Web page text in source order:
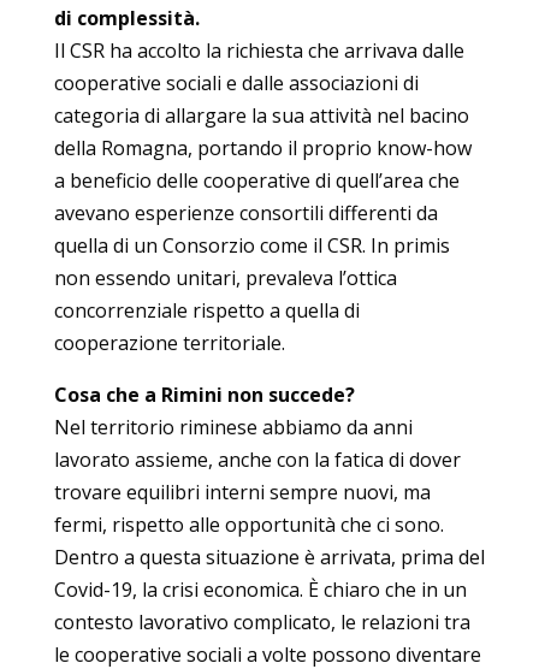
di complessità.
Il CSR ha accolto la richiesta che arrivava dalle
cooperative sociali e dalle associazioni di
categoria di allargare la sua attività nel bacino
della Romagna, portando il proprio know-how
a beneficio delle cooperative di quell’area che
avevano esperienze consortili differenti da
quella di un Consorzio come il CSR. In primis
non essendo unitari, prevaleva l’ottica
concorrenziale rispetto a quella di
cooperazione territoriale.
Cosa che a Rimini non succede?
Nel territorio riminese abbiamo da anni
lavorato assieme, anche con la fatica di dover
trovare equilibri interni sempre nuovi, ma
fermi, rispetto alle opportunità che ci sono.
Dentro a questa situazione è arrivata, prima del
Covid-19, la crisi economica. È chiaro che in un
contesto lavorativo complicato, le relazioni tra
le cooperative sociali a volte possono diventare